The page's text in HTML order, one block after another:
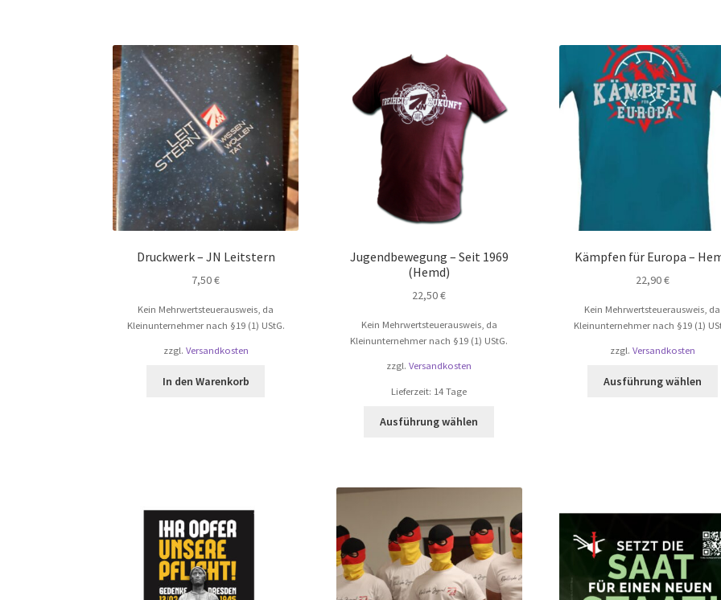
Druckwerk – JN Leitstern
7,50€
Kein Mehrwertsteuerausweis, da
Kleinunternehmer nach §19 (1) UStG.
zzgl. Versandkosten
In den Warenkorb
Jugendbewegung – Seit 1969
(Hemd)
22,50€
Kein Mehrwertsteuerausweis, da
Kleinunternehmer nach §19 (1) UStG.
zzgl.Versandkosten
Lieferzeit: 14 Tage
Ausführung wählen
Varianten
Die
Optionen
können
auf
der
Kämpfen für Europa –
22,90€
Kein Mehrwertsteuerausweis, da
Kleinunternehmer nach §19 (1)
zzgl. Versandkosten
Ausführung wählen